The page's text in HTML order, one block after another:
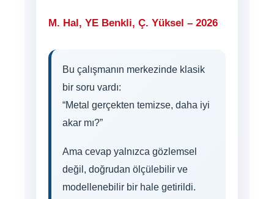
M. Hal, YE Benkli, Ç. Yüksel – 2026
Bu çalışmanın merkezinde klasik
bir soru vardı:
“Metal gerçekten temizse, daha iyi
akar mı?”
Ama cevap yalnızca gözlemsel
değil, doğrudan ölçülebilir ve
modellenebilir bir hale getirildi.